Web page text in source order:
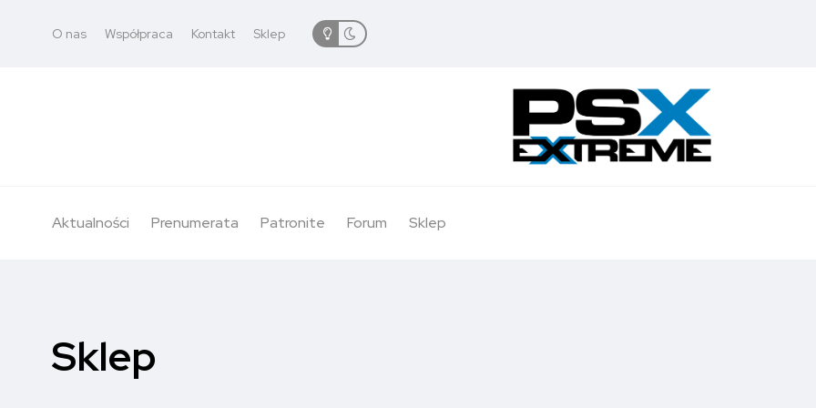
O nas Współpraca Kontakt Sklep
Aktualności Prenumerata Patronite Forum Sklep
Sklep